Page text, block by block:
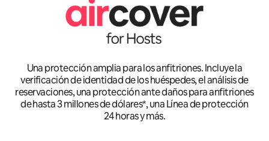
Una protección amplia para los anfitriones. Incluye la
verificación de identidad de los huéspedes, el análisis de
reservaciones, una protección ante daños para anfitriones
de hasta 3 millones de dólares*, una Línea de protección
24 horas y más.